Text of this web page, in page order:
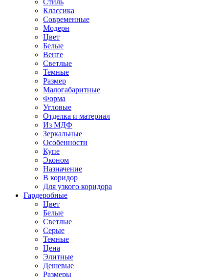
Стиль
Классика
Современные
Модерн
Цвет
Белые
Венге
Светлые
Темные
Размер
Малогабаритные
Форма
Угловые
Отделка и материал
Из МДФ
Зеркальные
Особенности
Купе
Эконом
Назначение
В коридор
Для узкого коридора
Гардеробные
Цвет
Белые
Светлые
Серые
Темные
Цена
Элитные
Дешевые
Размеры